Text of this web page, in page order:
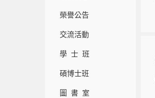
榮譽公告
交流活動
學 士 班
碩博士班
圖 書 室